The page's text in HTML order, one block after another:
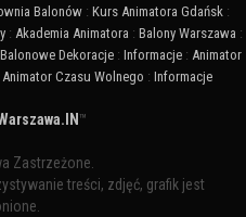
Balonów : Kurs Animatora Gdańsk :
: Akademia Animatora : Balony Warszawa :
Dekoracje : Informacje : Animator
Animator Czasu Wolnego : Informacje
™
Zastrzeżone.
treści, zdjęć, grafik jest